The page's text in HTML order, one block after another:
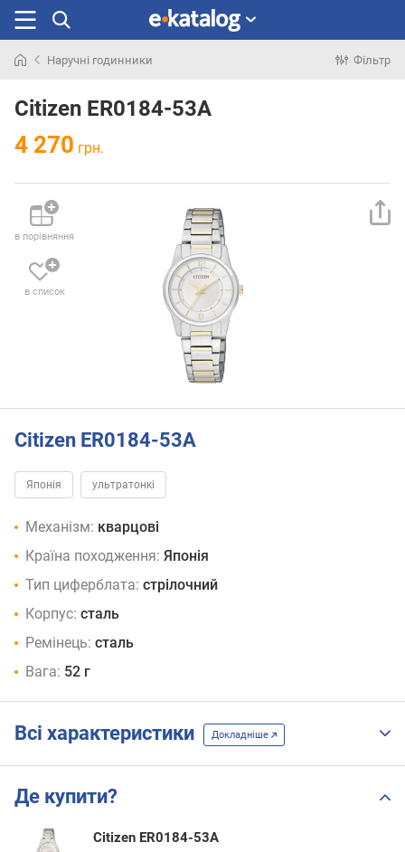
раніше
Наручні годинники Фільтр
Citizen ER0184-53A
4 270 грн.
в порівняння
в список
Citizen ER0184-53A
Японія ультратонкі
Механізм: кварцові
Країна походження: Японія
Тип циферблата: стрілочний
Корпус: сталь
Ремінець: сталь
Вага: 52 г
Всі характеристики Докладніше
Де купити?
Citizen ER0184-53A